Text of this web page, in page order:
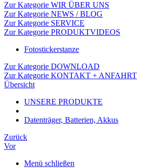
Zur Kategorie WIR ÜBER UNS
Zur Kategorie NEWS / BLOG
Zur Kategorie SERVICE
Zur Kategorie PRODUKTVIDEOS
Fotostickerstanze
Zur Kategorie DOWNLOAD
Zur Kategorie KONTAKT + ANFAHRT
Übersicht
UNSERE PRODUKTE
Datenträger, Batterien, Akkus
Zurück
Vor
Menü schließen